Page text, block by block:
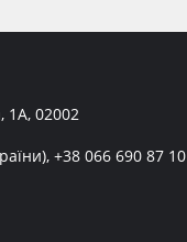
1А, 02002
+38 066 690 87 10